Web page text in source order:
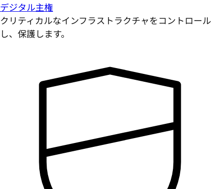
デジタル主権
クリティカルなインフラストラクチャをコントロール
し、保護します。